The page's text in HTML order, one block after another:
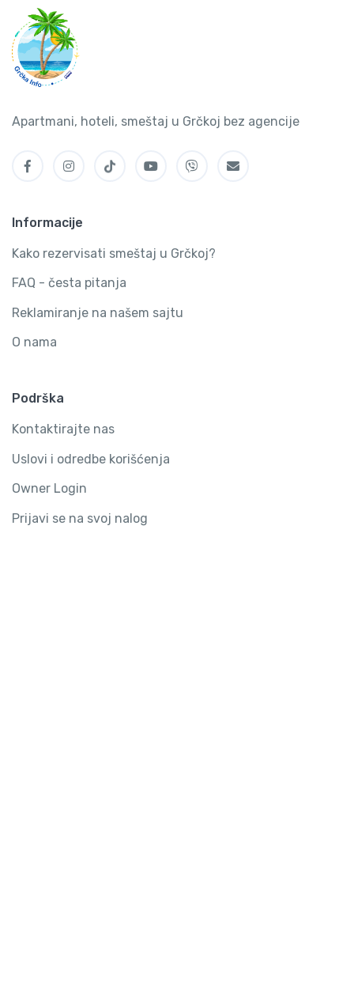
Apartmani, hoteli, smeštaj u Grčkoj bez agencije
Informacije
Kako rezervisati smeštaj u Grčkoj?
FAQ - česta pitanja
Reklamiranje na našem sajtu
O nama
Podrška
Kontaktirajte nas
Uslovi i odredbe korišćenja
Owner Login
Prijavi se na svoj nalog